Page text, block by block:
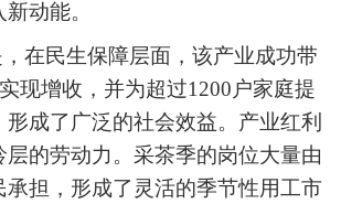
动能。
在民生保障层面，该产业成功带
现增收，并为超过1200户家庭提
成了广泛的社会效益。产业红利
层的劳动力。采茶季的岗位大量由
承担，形成了灵活的季节性用工市